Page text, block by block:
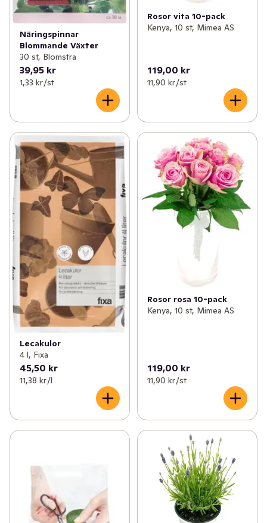
Näringspinnar
Blommande Växter
30 st, Blomstra
39,95 kr
1,33 kr /st
Rosor vita 10-pack
Kenya, 10 st, Mimea AS
119,00 kr
11,90 kr /st
Lecakulor
4 l, Fixa
45,50 kr
11,38 kr /l
Rosor rosa 10-pack
Kenya, 10 st, Mimea AS
119,00 kr
11,90 kr /st